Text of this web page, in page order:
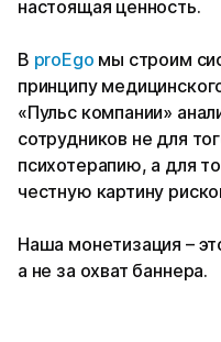
настоящая ценность.
В proEgo мы строим
принципу
«Пульс компании»
сотрудников не для
психотерапию, а для
честную картину
Наша монетизация –
а не за охват баннера.